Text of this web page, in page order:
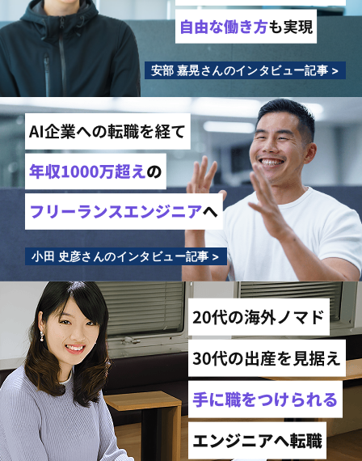
安部 嘉晃さんのインタビュー記事 >
小田 史彦さんのインタビュー記事 >